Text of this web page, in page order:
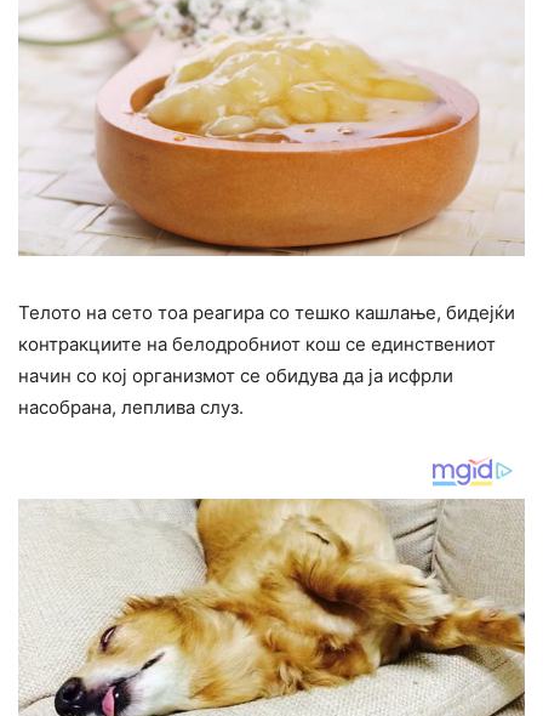
Телото на сето тоа реагира со тешко кашлање, бидејќи
контракциите на белодробниот кош се единствениот
начин со кој организмот се обидува да ја исфрли
насобрана, леплива слуз.